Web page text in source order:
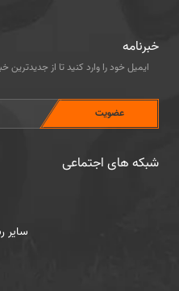
خبرنامه
ایمیل خود را وارد کنید تا از
شبکه های اجتماعی
سایر